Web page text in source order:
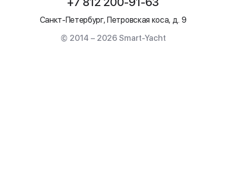
Санкт-Петербург, Петровская коса, д. 9
© 2014 – 2026 Smart-Yacht